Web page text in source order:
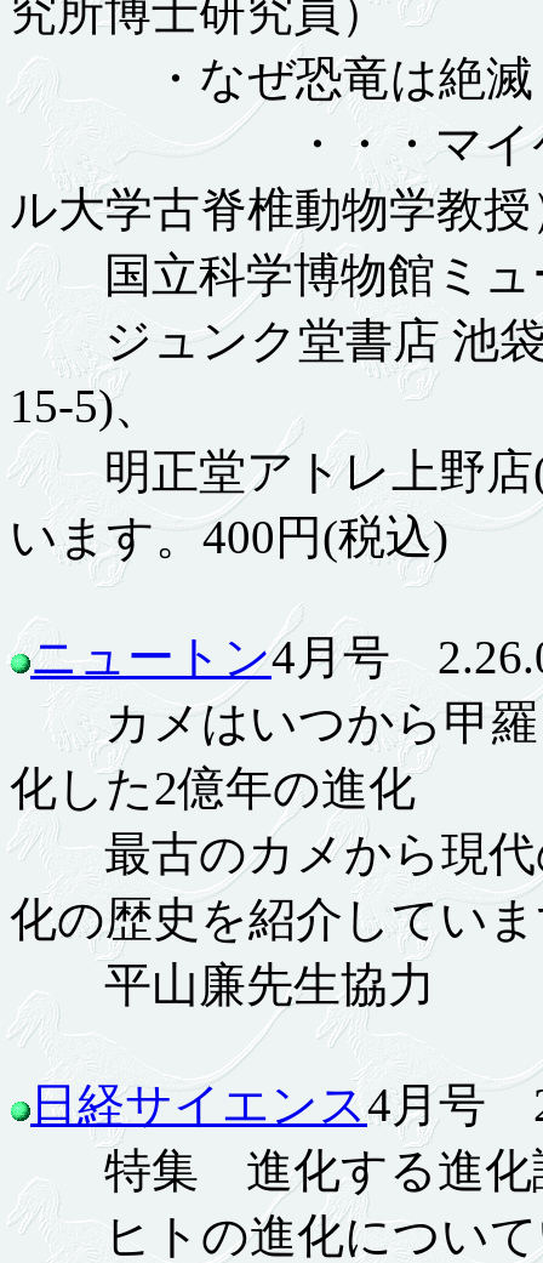
究所博士研究員）
・なぜ恐竜は絶滅
・・・マイケル
ル大学古脊椎動物学教授
国立科学博物館ミュ
ジュンク堂書店 池袋
15-5)、
明正堂アトレ上野店(
います。400円(税込)
ニュートン4月号
カメはいつから甲羅
化した2億年の進化
最古のカメから現代
化の歴史を紹介してい
平山廉先生協力
日経サイエンス4月号
特集 進化する進化
ヒトの進化について